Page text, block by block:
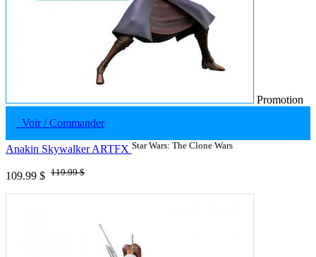
Promotion
Voir / Commander
Anakin Skywalker ARTFX Star Wars: The Clone Wars
109.99 $ 119.99 $